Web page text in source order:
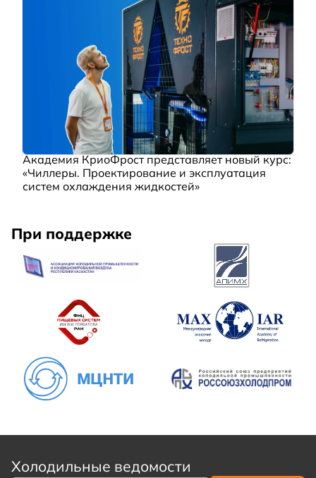
Академия КриоФрост представляет новый курс:
«Чиллеры. Проектирование и эксплуатация
систем охлаждения жидкостей»
При поддержке
Холодильные ведомости